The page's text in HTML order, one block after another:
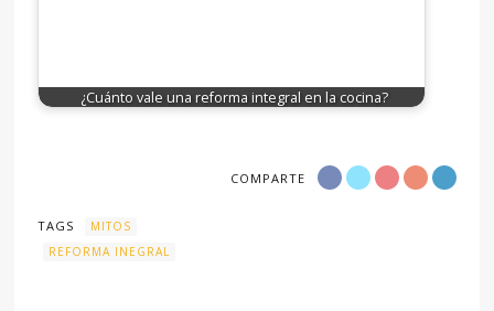
¿Cuánto vale una reforma integral en la cocina?
COMPARTE
TAGS
MITOS
REFORMA INEGRAL